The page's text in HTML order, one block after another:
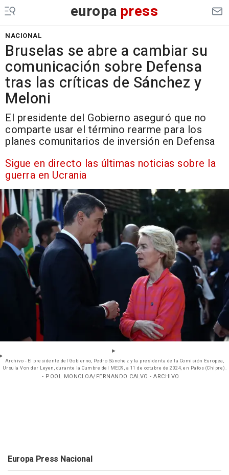
europa press
NACIONAL
Bruselas se abre a cambiar su
comunicación sobre Defensa
tras las críticas de Sánchez y
Meloni
El presidente del Gobierno aseguró que no
comparte usar el término rearme para los
planes comunitarios de inversión en Defensa
Sigue en directo las últimas noticias sobre la
guerra en Ucrania
Archivo - El presidente del Gobierno, Pedro Sánchez y la presidenta de la Comisión Europea,
Ursula Von der Leyen, durante la Cumbre del MED9, a 11 de octubre de 2024, en Pafos (Chipre).
- POOL MONCLOA/FERNANDO CALVO - ARCHIVO
Europa Press Nacional